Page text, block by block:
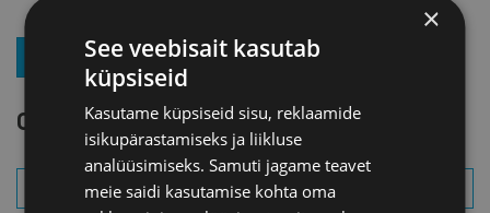
LIITU UUDISKIRJAGA
OTSI SÜNDMUST
×
See veebisait kasutab
küpsiseid
Kasutame küpsiseid sisu, reklaamide
isikupärastamiseks ja liikluse
analüüsimiseks. Samuti jagame teavet
meie saidi kasutamise kohta oma